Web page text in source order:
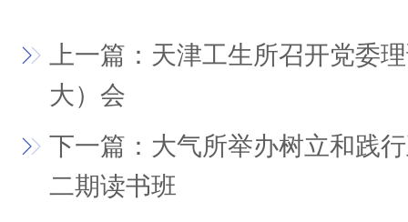
上一篇：天津工生所召开党委
大）会
下一篇：大气所举办树立和践
二期读书班